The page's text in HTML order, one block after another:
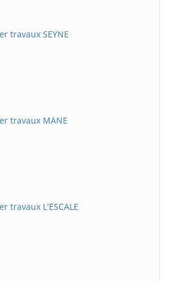
travaux SEYNE
travaux MANE
travaux L'ESCALE